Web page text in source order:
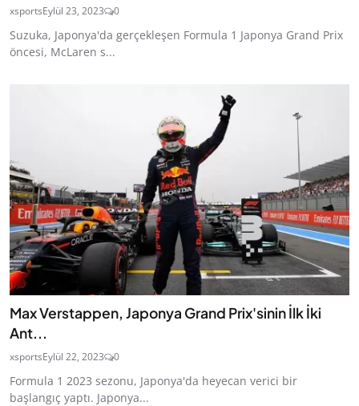
xsportsEylül 23, 2023 0
Suzuka, Japonya'da gerçekleşen Formula 1 Japonya Grand Prix
öncesi, McLaren s...
Max Verstappen, Japonya Grand Prix'sinin İlk İki
Ant...
xsportsEylül 22, 2023 0
Formula 1 2023 sezonu, Japonya'da heyecan verici bir
başlangıç yaptı. Japonya...